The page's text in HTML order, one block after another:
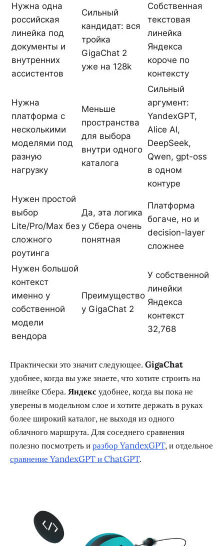
Нужна одна
российская
линейка под
документы и
внутренних
ассистентов
Сильный
кандидат: вся
тройка
GigaChat 2
уже на 128k
Собственная
текстовая
линейка
Яндекса
короче по
контексту
Нужна
платформа с
несколькими
моделями под
разную
нагрузку
Меньше
пространства
для выбора
внутри одного
каталога
Сильный
аргумент:
YandexGPT,
Alice AI,
DeepSeek,
Qwen, gpt-oss
в одном
контуре
Нужен простой
выбор
Lite/Pro/Max без
сложного
роутинга
Да, эта логика
у Сбера очень
понятная
Платформа
богаче, но и
decision-layer
сложнее
Нужен большой
контекст
именно у
собственной
модели
вендора
Преимущество
у GigaChat 2
У собственной
линейки
Яндекса
контекст
32,768
Практически это значит следующее. GigaChat
удобнее, когда вы уже знаете, что хотите строить на
линейке Сбера. Яндекс удобнее, когда вы пока не
уверены в модельном слое и хотите держать в руках
более широкий каталог, не выходя из одного
облачного маршрута. Для соседнего сравнения
полезно посмотреть иразбор YandexGPT, и отдельное
сравнение YandexGPT и ChatGPT.